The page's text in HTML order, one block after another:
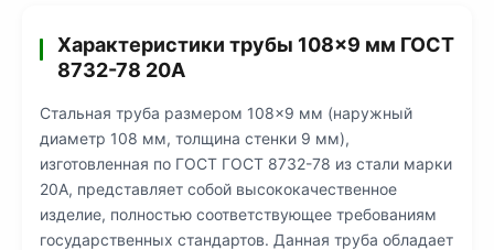
Характеристики трубы 108×9 мм ГОСТ
8732-78 20А
Стальная труба размером 108×9 мм (наружный
диаметр 108 мм, толщина стенки 9 мм),
изготовленная по ГОСТ ГОСТ 8732-78 из стали марки
20А, представляет собой высококачественное
изделие, полностью соответствующее требованиям
государственных стандартов. Данная труба обладает